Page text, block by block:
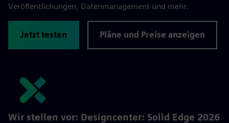
Veröffentlichungen, Datenmanagement und mehr.
Jetzt testen Pläne und Preise anzeigen
Wir stellen vor: Designcenter: Solid Edge 2026